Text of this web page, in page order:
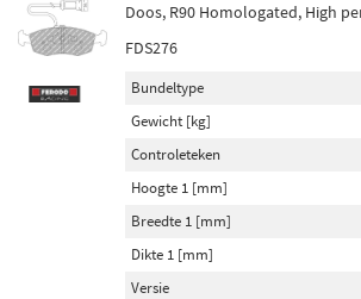
Doos, R90 Homologated, High
FDS276
Bundeltype
Gewicht [kg]
Controleteken
Hoogte 1 [mm]
Breedte 1 [mm]
Dikte 1 [mm]
Versie